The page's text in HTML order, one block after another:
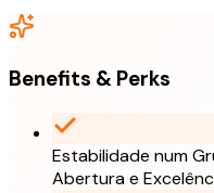
Benefits & Perks
Estabilidade num
Abertura e